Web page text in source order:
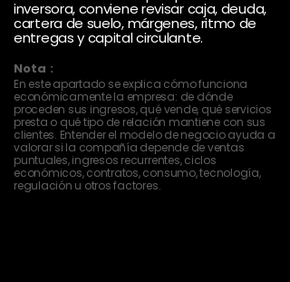
inversora, conviene revisar caja, deuda,
cartera de suelo, márgenes, ritmo de
entregas y capital circulante.
Nota :
En este apartado se explica cómo funciona
económicamente la empresa: de dónde
proceden sus ingresos, qué vende, qué servicios
presta o qué tipo de relación mantiene con sus
clientes. Entender el modelo de negocio ayuda a
valorar si la compañía depende de ventas
puntuales, ingresos recurrentes, ciclos
económicos, contratos, consumo, tecnología,
regulación u otros factores.